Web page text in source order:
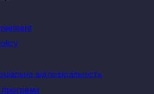
відповідальність